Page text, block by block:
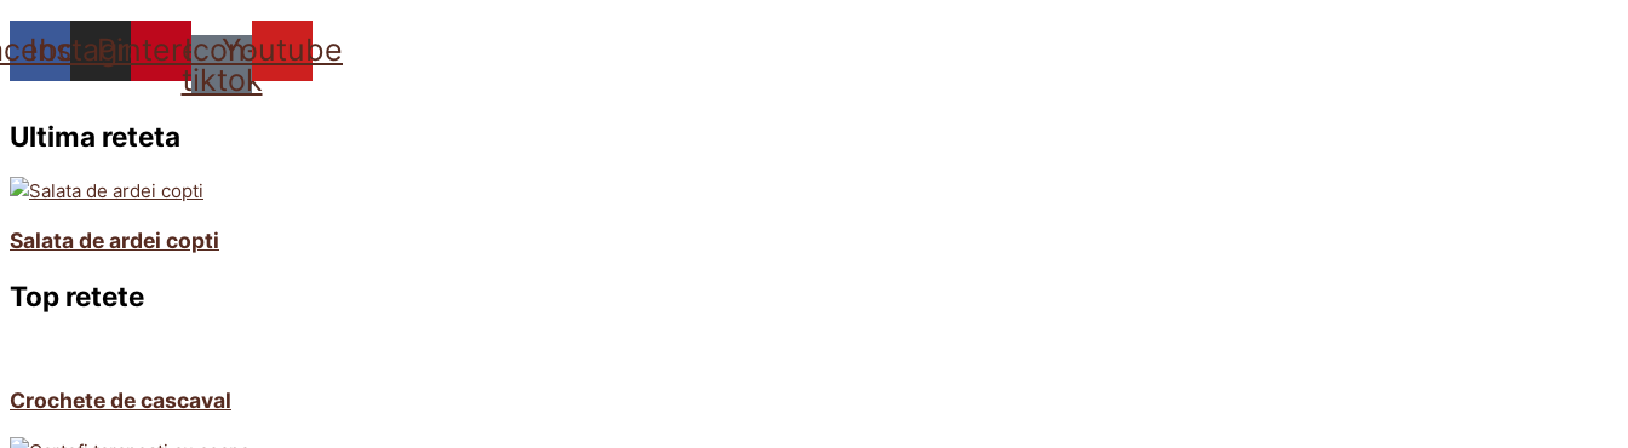
Instagram
Pinterest
Icon-
tiktok
Youtube
Ultima reteta
Salata de ardei copti
Top retete
Crochete de cascaval